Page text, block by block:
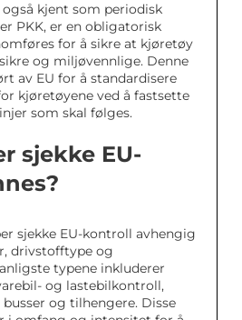
kjent som periodisk
PKK, er en obligatorisk
for å sikre at kjøretøy
og miljøvennlige. Denne
av EU for å standardisere
kjøretøyene ved å fastsette
som skal følges.
sjekke EU-
sjekke EU-kontroll avhengig
drivstofftype og
typene inkluderer
og lastebilkontroll,
og tilhengere. Disse